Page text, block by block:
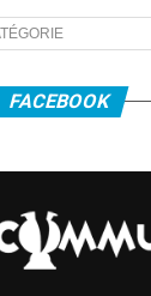
FACEBOOK